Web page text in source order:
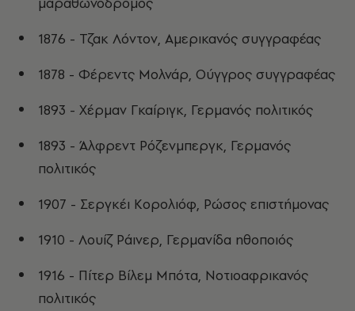
1876 - Τζακ Λόντον, Αμερικανός συγγραφέας
1878 - Φέρεντς Μολνάρ, Ούγγρος συγγραφέας
1893 - Χέρμαν Γκαίριγκ, Γερμανός πολιτικός
1893 - Άλφρεντ Ρόζενμπεργκ, Γερμανός
πολιτικός
1907 - Σεργκέι Κορολιόφ, Ρώσος επιστήμονας
1910 - Λουίζ Ράινερ, Γερμανίδα ηθοποιός
1916 - Πίτερ Βίλεμ Μπότα, Νοτιοαφρικανός
πολιτικός